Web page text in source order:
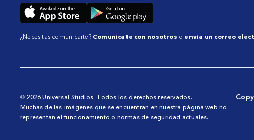
¿Necesitas comunicarte? Comunícate con nosotros o envía un correo
© 2026 Universal Studios. Todos los derechos reservados.
Muchas de las imágenes que se encuentran en nuestra página web no
representan el funcionamiento o normas de seguridad actuales.